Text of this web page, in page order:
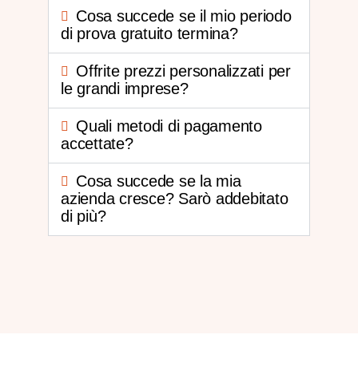
Cosa succede se il mio periodo
di prova gratuito termina?
Offrite prezzi personalizzati per
le grandi imprese?
Quali metodi di pagamento
accettate?
Cosa succede se la mia
azienda cresce? Sarò addebitato
di più?